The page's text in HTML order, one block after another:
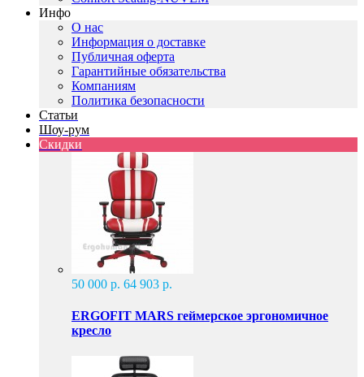
Инфо
О нас
Информация о доставке
Публичная оферта
Гарантийные обязательства
Компаниям
Политика безопасности
Статьи
Шоу-рум
Скидки
50 000 р. 64 903 р.
ERGOFIT MARS геймерское эргономичное
кресло